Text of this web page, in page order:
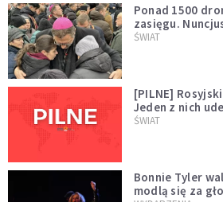
Ponad 1500
zasięgu.
wygląda na
ŚWIAT
[PILNE]
Jeden z nich
naftowej
ŚWIAT
Bonnie Tyler
modlą się za
"Lord, help me"
WYDARZENIA